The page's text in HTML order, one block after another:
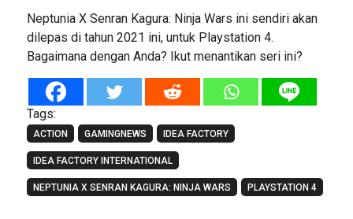
Neptunia X Senran Kagura: Ninja Wars ini sendiri akan
dilepas di tahun 2021 ini, untuk Playstation 4.
Bagaimana dengan Anda? Ikut menantikan seri ini?
Tags:
ACTION GAMINGNEWS IDEA FACTORY
IDEA FACTORY INTERNATIONAL
NEPTUNIA X SENRAN KAGURA: NINJA WARS PLAYSTATION 4